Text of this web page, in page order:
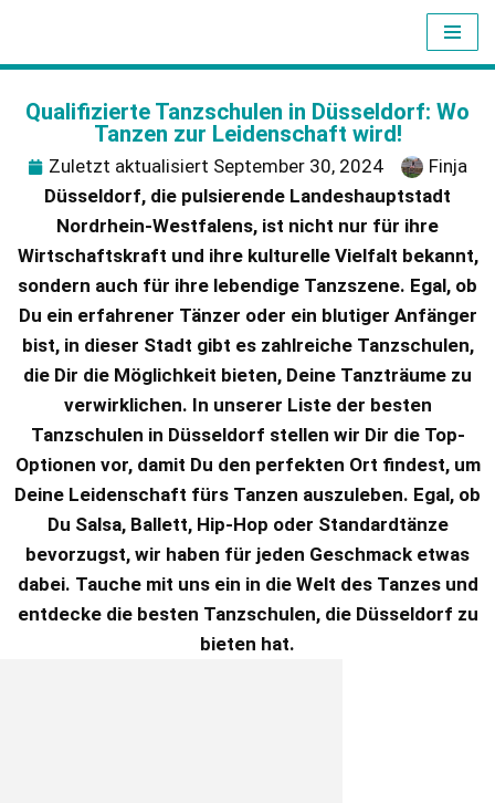
Z
m
Qualifizierte Tanzschulen in Düsseldorf: Wo
Tanzen zur Leidenschaft wird!
Zuletzt aktualisiert September 30, 2024
Finja
Düsseldorf, die pulsierende Landeshauptstadt
Nordrhein-Westfalens, ist nicht nur für ihre
Wirtschaftskraft und ihre kulturelle Vielfalt bekannt,
sondern auch für ihre lebendige Tanzszene. Egal, ob
Du ein erfahrener Tänzer oder ein blutiger Anfänger
bist, in dieser Stadt gibt es zahlreiche Tanzschulen,
die Dir die Möglichkeit bieten, Deine Tanzträume zu
verwirklichen. In unserer Liste der besten
Tanzschulen in Düsseldorf stellen wir Dir die Top-
Optionen vor, damit Du den perfekten Ort findest, um
Deine Leidenschaft fürs Tanzen auszuleben. Egal, ob
Du Salsa, Ballett, Hip-Hop oder Standardtänze
bevorzugst, wir haben für jeden Geschmack etwas
dabei. Tauche mit uns ein in die Welt des Tanzes und
entdecke die besten Tanzschulen, die Düsseldorf zu
bieten hat.